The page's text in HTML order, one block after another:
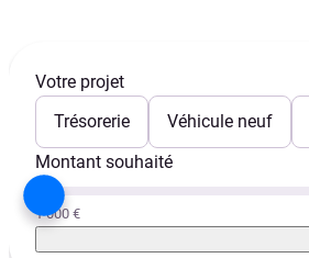
Votre projet
Trésorerie
Véhicule neuf
Montant souhaité
1 000 €